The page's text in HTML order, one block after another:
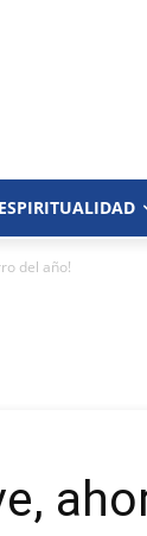
ESPIRITUALIDAD
del año!